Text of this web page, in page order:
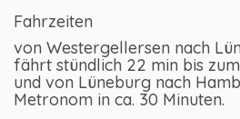
Fahrzeiten
von Westergellersen nach
fährt stündlich 22 min bis
und von Lüneburg nach
Metronom in ca. 30 Minuten.